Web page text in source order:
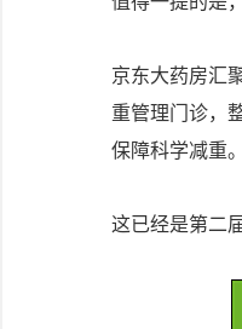
京东大药房汇
重管理门诊，
保障科学减重。
这已经是第二